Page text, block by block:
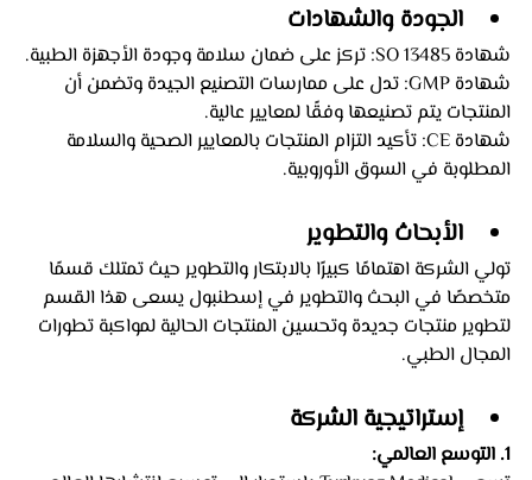
الجودة والشهادات
شهادة SO 13485: تركز على ضمان سلامة وجودة الأجهزة الطبية.
شهادة GMP: تدل على ممارسات التصنيع الجيدة وتضمن أن
المنتجات يتم تصنيعها وفقًا لمعايير عالية.
شهادة CE: تأكيد التزام المنتجات بالمعايير الصحية والسلامة
المطلوبة في السوق الأوروبية.
الأبحاث والتطوير
تولي الشركة اهتمامًا كبيرًا بالابتكار والتطوير حيث تمتلك قسمًا
متخصصًا في البحث والتطوير في إسطنبول يسعى هذا القسم
لتطوير منتجات جديدة وتحسين المنتجات الحالية لمواكبة تطورات
المجال الطبي.
إستراتيجية الشركة
1. التوسع العالمي: